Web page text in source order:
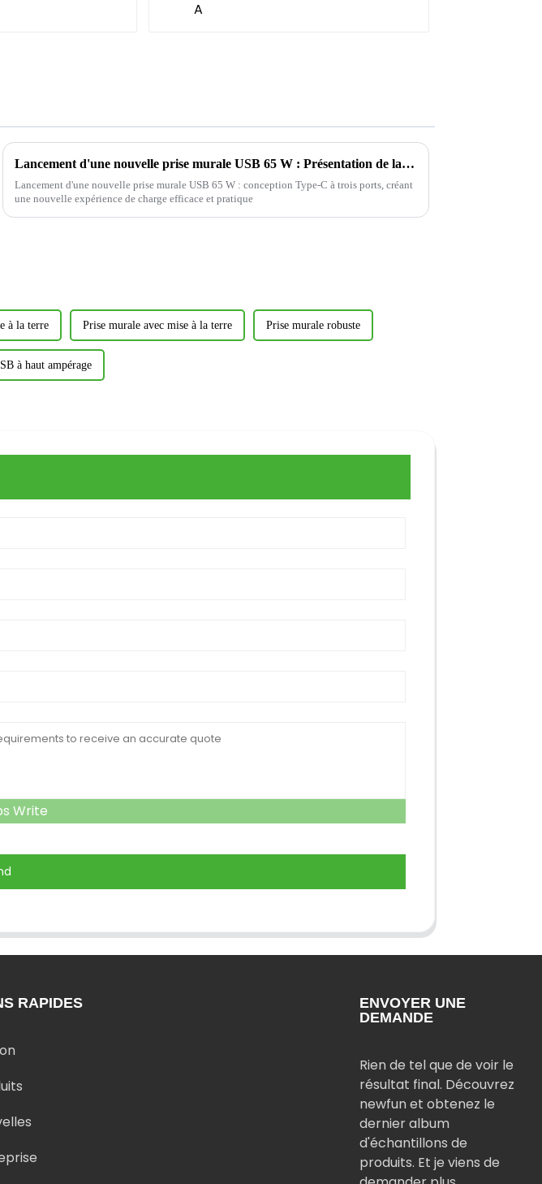
Lancement d'une nouvelle prise murale USB 65 W : Présentation de la prise sûre et rapide Yoti EWP1653C
Lancement d'une nouvelle prise murale USB 65 W : conception Type-C à trois ports, créant
une nouvelle expérience de charge efficace et pratique
à la terre Prise murale avec mise à la terre Prise murale robuste
à haut ampérage
Write
RAPIDES
ENVOYER UNE
DEMANDE
Rien de tel que de voir le
résultat final. Découvrez
newfun et obtenez le
dernier album
d'échantillons de
produits. Et je viens de